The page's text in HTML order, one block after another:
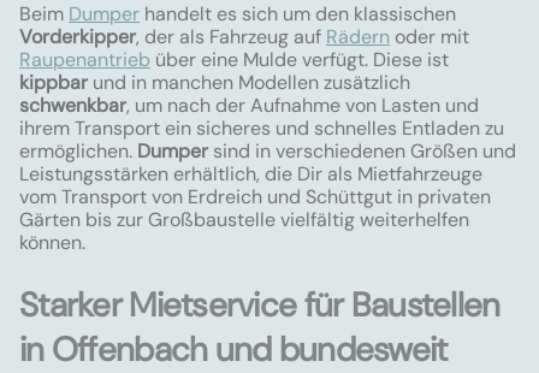
Beim Dumper handelt es sich um den klassischen
Vorderkipper, der als Fahrzeug auf Rädern oder mit
Raupenantrieb über eine Mulde verfügt. Diese ist
kippbar und in manchen Modellen zusätzlich
schwenkbar, um nach der Aufnahme von Lasten und
ihrem Transport ein sicheres und schnelles Entladen zu
ermöglichen. Dumper sind in verschiedenen Größen und
Leistungsstärken erhältlich, die Dir als Mietfahrzeuge
vom Transport von Erdreich und Schüttgut in privaten
Gärten bis zur Großbaustelle vielfältig weiterhelfen
können.
Starker Mietservice für Baustellen
in Offenbach und bundesweit